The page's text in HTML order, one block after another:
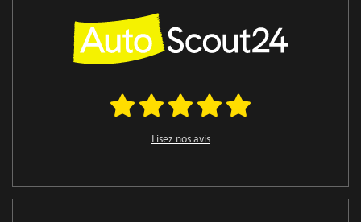
Lisez nos avis